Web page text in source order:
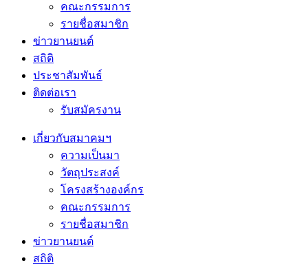
คณะกรรมการ
รายชื่อสมาชิก
ข่าวยานยนต์
สถิติ
ประชาสัมพันธ์
ติดต่อเรา
รับสมัครงาน
เกี่ยวกับสมาคมฯ
ความเป็นมา
วัตถุประสงค์
โครงสร้างองค์กร
คณะกรรมการ
รายชื่อสมาชิก
ข่าวยานยนต์
สถิติ